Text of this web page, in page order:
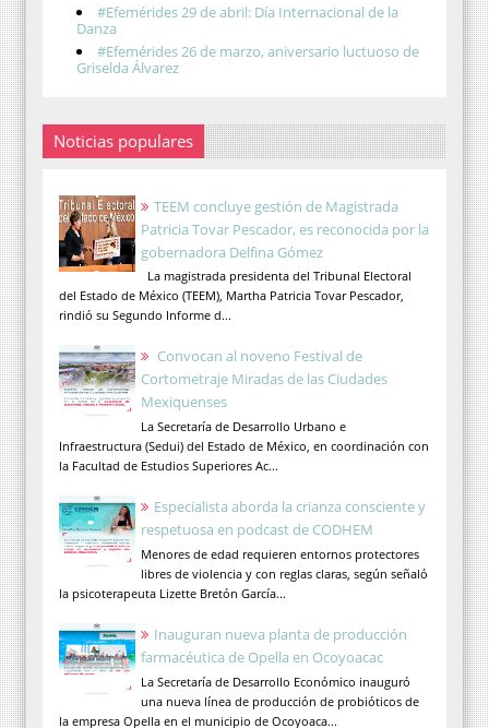
#Efemérides 29 de abril: Día Internacional de la
Danza
#Efemérides 26 de marzo, aniversario luctuoso de
Griselda Álvarez
Noticias populares
TEEM concluye gestión de Magistrada
Patricia Tovar Pescador, es reconocida por la
gobernadora Delfina Gómez
La magistrada presidenta del Tribunal Electoral
del Estado de México (TEEM), Martha Patricia Tovar Pescador,
rindió su Segundo Informe d...
Convocan al noveno Festival de
Cortometraje Miradas de las Ciudades
Mexiquenses
La Secretaría de Desarrollo Urbano e
Infraestructura (Sedui) del Estado de México, en coordinación con
la Facultad de Estudios Superiores Ac...
Especialista aborda la crianza consciente y
respetuosa en podcast de CODHEM
Menores de edad requieren entornos protectores
libres de violencia y con reglas claras, según señaló
la psicoterapeuta Lizette Bretón García...
Inauguran nueva planta de producción
farmacéutica de Opella en Ocoyoacac
La Secretaría de Desarrollo Económico inauguró
una nueva línea de producción de probióticos de
la empresa Opella en el municipio de Ocoyoaca...